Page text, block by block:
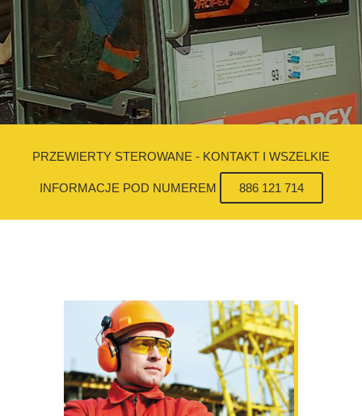
PRZEWIERTY STEROWANE - KONTAKT I WSZELKIE
INFORMACJE POD NUMEREM 886 121 714